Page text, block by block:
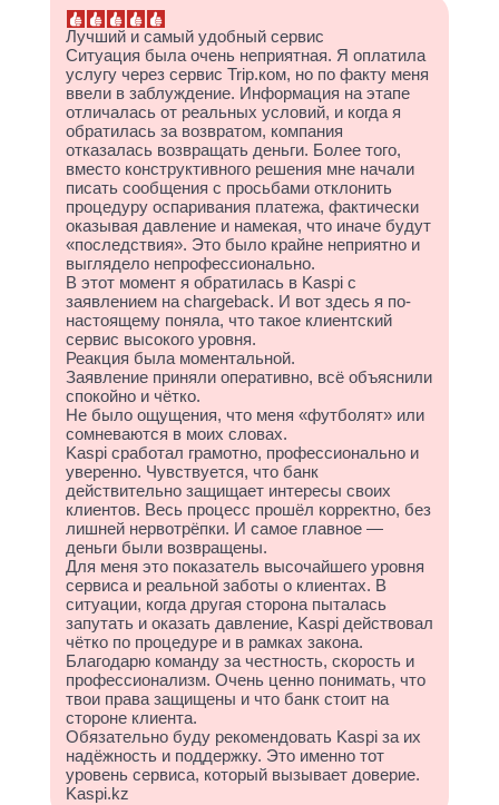
Лучший и самый удобный сервис
Ситуация была очень неприятная. Я оплатила
услугу через сервис Trip.ком, но по факту меня
ввели в заблуждение. Информация на этапе
отличалась от реальных условий, и когда я
обратилась за возвратом, компания
отказалась возвращать деньги. Более того,
вместо конструктивного решения мне начали
писать сообщения с просьбами отклонить
процедуру оспаривания платежа, фактически
оказывая давление и намекая, что иначе будут
«последствия». Это было крайне неприятно и
выглядело непрофессионально.
В этот момент я обратилась в Kaspi с
заявлением на chargeback. И вот здесь я по-
настоящему поняла, что такое клиентский
сервис высокого уровня.
Реакция была моментальной.
Заявление приняли оперативно, всё объяснили
спокойно и чётко.
Не было ощущения, что меня «футболят» или
сомневаются в моих словах.
Kaspi сработал грамотно, профессионально и
уверенно. Чувствуется, что банк
действительно защищает интересы своих
клиентов. Весь процесс прошёл корректно, без
лишней нервотрёпки. И самое главное —
деньги были возвращены.
Для меня это показатель высочайшего уровня
сервиса и реальной заботы о клиентах. В
ситуации, когда другая сторона пыталась
запутать и оказать давление, Kaspi действовал
чётко по процедуре и в рамках закона.
Благодарю команду за честность, скорость и
профессионализм. Очень ценно понимать, что
твои права защищены и что банк стоит на
стороне клиента.
Обязательно буду рекомендовать Kaspi за их
надёжность и поддержку. Это именно тот
уровень сервиса, который вызывает доверие.
Kaspi.kz